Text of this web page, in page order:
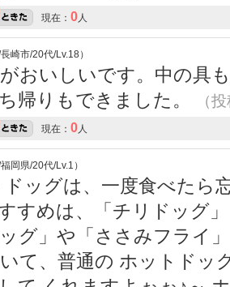
現在： 0人
崎市/20代/Lv.18）
おいしいです。中の具
帰りもできました。
（
現在： 0人
岡県/20代/Lv.1）
ッグは、一度食べたら
すめは、「チリドッグ
グ」や「ささみフライ
て、普通の ホットドッ